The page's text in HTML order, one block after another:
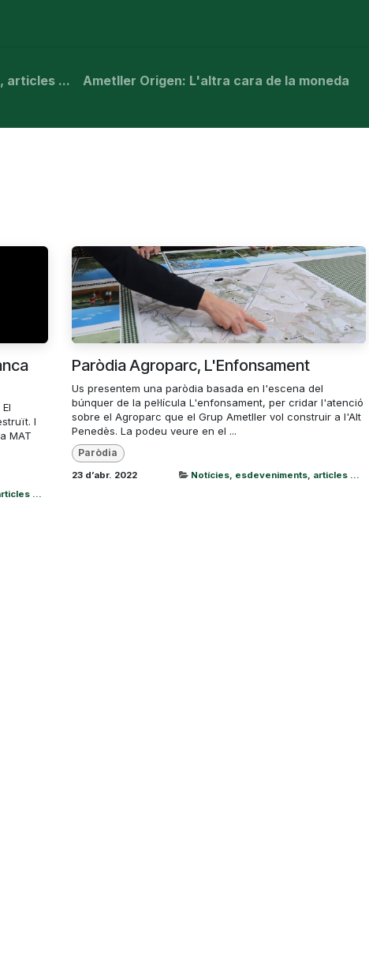
articles ...
Ametller Origen: L'altra cara de la moneda
I
MAT
...
Paròdia Agroparc, L'Enfonsament
Us presentem una paròdia basada en l'escena del
búnquer de la pel·lícula L'enfonsament, per cridar l'atenció
sobre el Agroparc que el Grup Ametller vol construir a l'Alt
Penedès. La podeu veure en el ...
Paròdia
23 d’abr. 2022 Notícies, esdeveniments, articles ...